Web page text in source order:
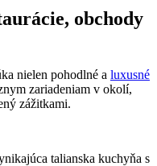
obchody
nielen pohodlné a luxusné
zariadeniam v okolí,
zážitkami.
talianska kuchyňa s